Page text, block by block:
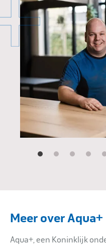
Jordy
Meer over Aqua+
Aqua+, een Koninklijk